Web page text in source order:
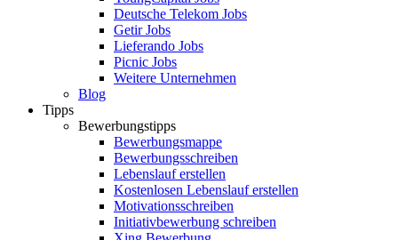
Deutsche Telekom Jobs
Getir Jobs
Lieferando Jobs
Picnic Jobs
Weitere Unternehmen
Blog
Tipps
Bewerbungstipps
Bewerbungsmappe
Bewerbungsschreiben
Lebenslauf erstellen
Kostenlosen Lebenslauf erstellen
Motivationsschreiben
Initiativbewerbung schreiben